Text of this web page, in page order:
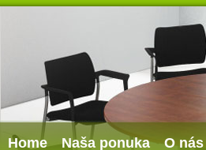
Home Naša ponuka O nás